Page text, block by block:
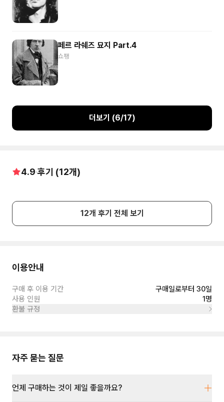
페르 라쉐즈 묘지 Part.4
쇼팽
더보기 (6/17)
4.9 후기 (12개)
12개 후기 전체 보기
이용안내
구매 후 이용 기간
구매일로부터 30일
사용 인원
1명
환불 규정
자주 묻는 질문
언제 구매하는 것이 제일 좋을까요?